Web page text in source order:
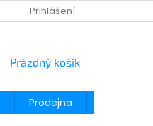
Přihlášení
NÁKUPNÍ
Prázdný košík
Prodejna